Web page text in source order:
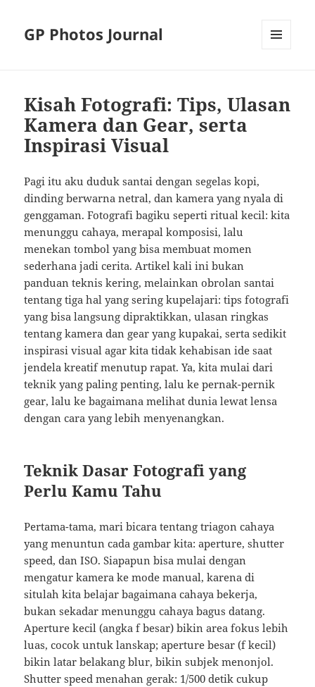
GP Photos Journal
Kisah Fotografi: Tips, Ulasan
Kamera dan Gear, serta
Inspirasi Visual
Pagi itu aku duduk santai dengan segelas kopi,
dinding berwarna netral, dan kamera yang nyala di
genggaman. Fotografi bagiku seperti ritual kecil: kita
menunggu cahaya, merapal komposisi, lalu
menekan tombol yang bisa membuat momen
sederhana jadi cerita. Artikel kali ini bukan
panduan teknis kering, melainkan obrolan santai
tentang tiga hal yang sering kupelajari: tips fotografi
yang bisa langsung dipraktikkan, ulasan ringkas
tentang kamera dan gear yang kupakai, serta sedikit
inspirasi visual agar kita tidak kehabisan ide saat
jendela kreatif menutup rapat. Ya, kita mulai dari
teknik yang paling penting, lalu ke pernak-pernik
gear, lalu ke bagaimana melihat dunia lewat lensa
dengan cara yang lebih menyenangkan.
Teknik Dasar Fotografi yang
Perlu Kamu Tahu
Pertama-tama, mari bicara tentang triagon cahaya
yang menuntun cada gambar kita: aperture, shutter
speed, dan ISO. Siapapun bisa mulai dengan
mengatur kamera ke mode manual, karena di
situlah kita belajar bagaimana cahaya bekerja,
bukan sekadar menunggu cahaya bagus datang.
Aperture kecil (angka f besar) bikin area fokus lebih
luas, cocok untuk lanskap; aperture besar (f kecil)
bikin latar belakang blur, bikin subjek menonjol.
Shutter speed menahan gerak: 1/500 detik cukup